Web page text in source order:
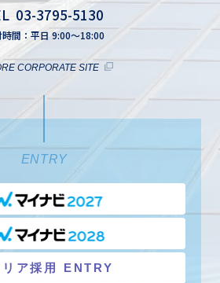
03-3795-5130
時間：平日 9:00～18:00
CORPORATE SITE
ENTRY
リア採用 ENTRY